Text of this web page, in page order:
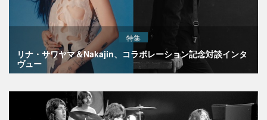
特集
リナ・サワヤマ＆Nakajin、コラボレーション記念対談インタ
ヴュー